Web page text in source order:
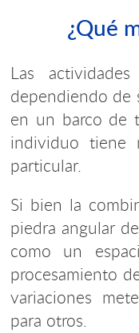
¿Qué
Las
dependiendo de
en un barco de
individuo tiene
particular.
Si bien la
piedra angular
como un
procesamiento
variaciones
para otros.